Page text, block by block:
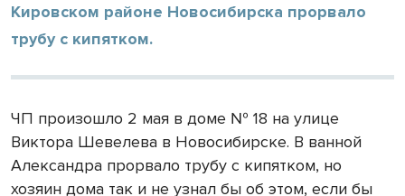
Кировском районе Новосибирска прорвало
трубу с кипятком.
ЧП произошло 2 мая в доме № 18 на улице
Виктора Шевелева в Новосибирске. В ванной
Александра прорвало трубу с кипятком, но
хозяин дома так и не узнал бы об этом, если бы